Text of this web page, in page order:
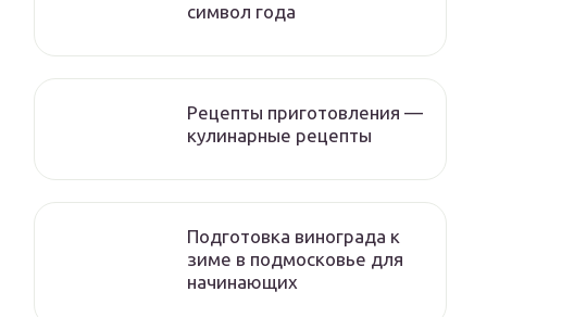
символ года
Рецепты приготовления —
кулинарные рецепты
Подготовка винограда к
зиме в подмосковье для
начинающих